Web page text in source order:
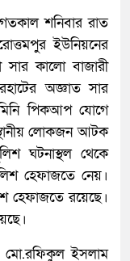
শনিবার রাত
ইউনিয়নের
সার কালো বাজারী
অজ্ঞাত সার
পিকআপ যোগে
লোকজন আটক
ঘটনাস্থল থেকে
হেফাজতে নেয়।
হেফাজতে রয়েছে।
মো.রফিকুল ইসলাম